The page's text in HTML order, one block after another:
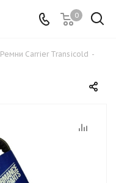
0
Ремни Carrier Transicold -